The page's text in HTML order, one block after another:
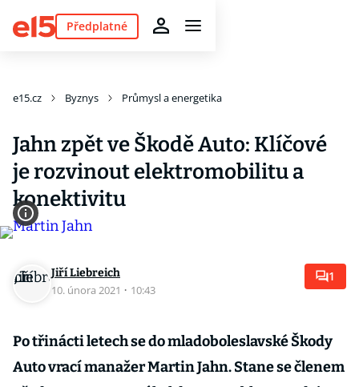
Předplatné
e15.cz Byznys Průmysl a energetika
Jahn zpět ve Škodě Auto: Klíčové
je rozvinout elektromobilitu a
konektivitu
Jiří Liebreich
10. února 2021 · 10:43
1
Po třinácti letech se do mladoboleslavské Škody
Auto vrací manažer Martin Jahn. Stane se členem